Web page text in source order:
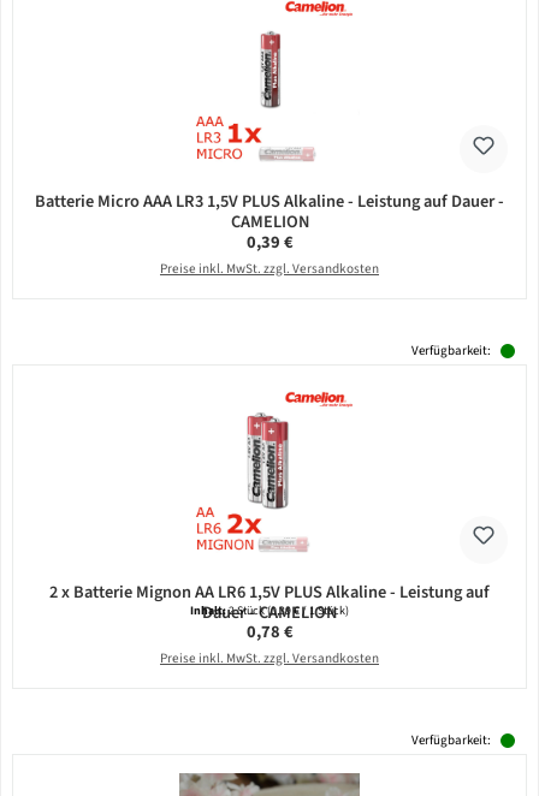
Batterie Micro AAA LR3 1,5V PLUS Alkaline - Leistung auf Dauer -
CAMELION
Regulärer Preis:
0,39 €
Preise inkl. MwSt. zzgl. Versandkosten
Verfügbarkeit:
2 x Batterie Mignon AA LR6 1,5V PLUS Alkaline - Leistung auf
Dauer - CAMELION
Inhalt:2 Stück(0,39 € / 1 Stück)
Regulärer Preis:
0,78 €
Preise inkl. MwSt. zzgl. Versandkosten
Verfügbarkeit: